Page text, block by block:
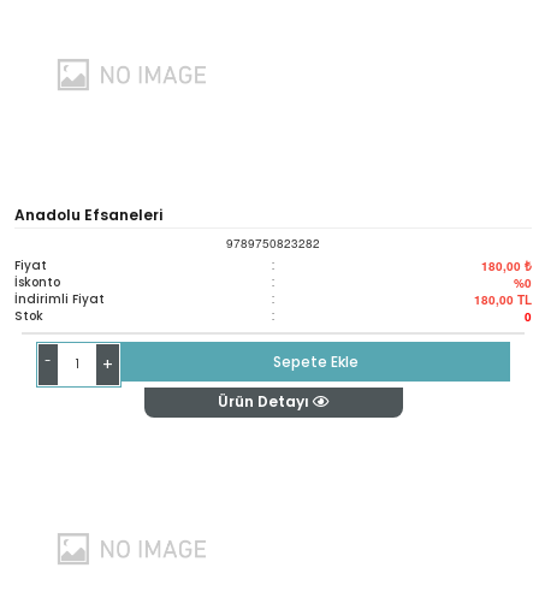
Anadolu Efsaneleri
9789750823282
Fiyat : 180,00 ₺
İskonto : %0
İndirimli Fiyat : 180,00 TL
Stok : 0
- +
Sepete Ekle
Ürün Detayı